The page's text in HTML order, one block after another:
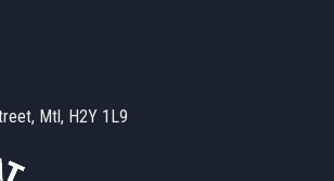
Mtl, H2Y 1L9